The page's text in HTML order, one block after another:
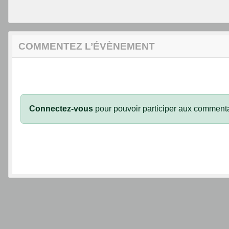
COMMENTEZ L’ÉVÈNEMENT
Connectez-vous pour pouvoir participer aux